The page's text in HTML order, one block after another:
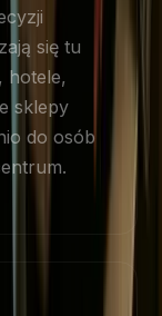
się tu
hotele,
sklepy
do osób